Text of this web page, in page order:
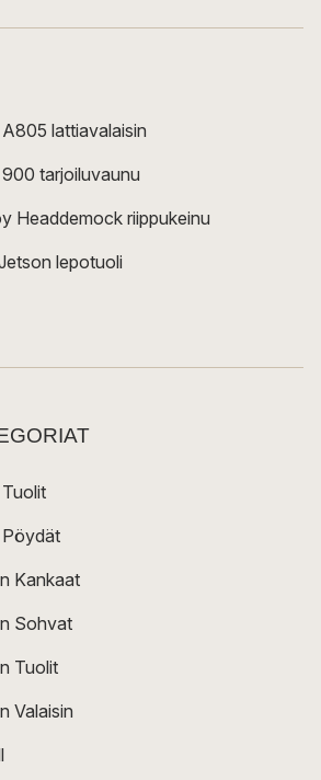
lattiavalaisin
tarjoiluvaunu
Headdemock riippukeinu
lepotuoli
Kankaat
Sohvat
Tuolit
Valaisin